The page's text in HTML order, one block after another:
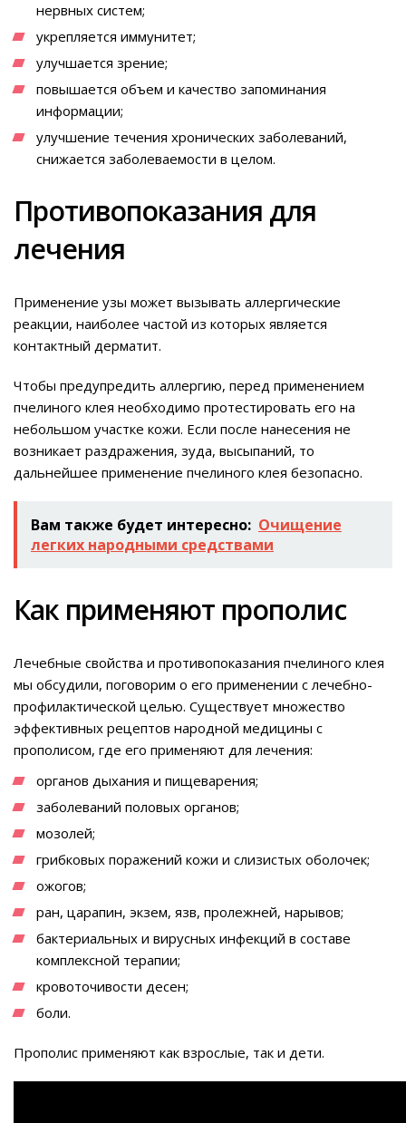
нервных систем;
укрепляется иммунитет;
улучшается зрение;
повышается объем и качество запоминания
информации;
улучшение течения хронических заболеваний,
снижается заболеваемости в целом.
Противопоказания для
лечения
Применение узы может вызывать аллергические
реакции, наиболее частой из которых является
контактный дерматит.
Чтобы предупредить аллергию, перед применением
пчелиного клея необходимо протестировать его на
небольшом участке кожи. Если после нанесения не
возникает раздражения, зуда, высыпаний, то
дальнейшее применение пчелиного клея безопасно.
Вам также будет интересно: Очищение
легких народными средствами
Как применяют прополис
Лечебные свойства и противопоказания пчелиного клея
мы обсудили, поговорим о его применении с лечебно-
профилактической целью. Существует множество
эффективных рецептов народной медицины с
прополисом, где его применяют для лечения:
органов дыхания и пищеварения;
заболеваний половых органов;
мозолей;
грибковых поражений кожи и слизистых оболочек;
ожогов;
ран, царапин, экзем, язв, пролежней, нарывов;
бактериальных и вирусных инфекций в составе
комплексной терапии;
кровоточивости десен;
боли.
Прополис применяют как взрослые, так и дети.